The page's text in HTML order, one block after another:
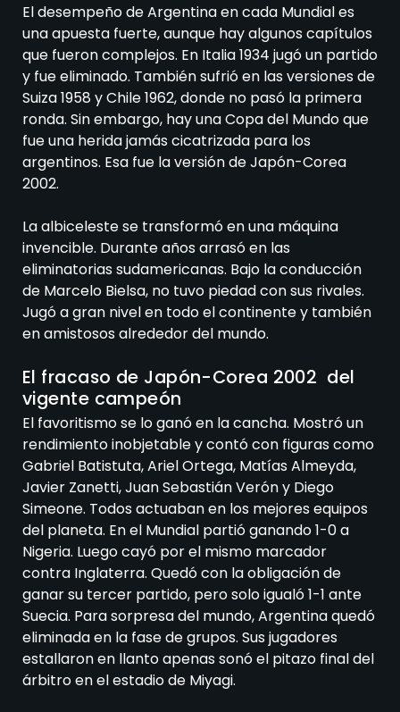
El desempeño de Argentina en cada Mundial es
una apuesta fuerte, aunque hay algunos capítulos
que fueron complejos. En Italia 1934 jugó un partido
y fue eliminado. También sufrió en las versiones de
Suiza 1958 y Chile 1962, donde no pasó la primera
ronda. Sin embargo, hay una Copa del Mundo que
fue una herida jamás cicatrizada para los
argentinos. Esa fue la versión de Japón-Corea
2002.
La albiceleste se transformó en una máquina
invencible. Durante años arrasó en las
eliminatorias sudamericanas. Bajo la conducción
de Marcelo Bielsa, no tuvo piedad con sus rivales.
Jugó a gran nivel en todo el continente y también
en amistosos alrededor del mundo.
El fracaso de Japón-Corea 2002 del
vigente campeón
El favoritismo se lo ganó en la cancha. Mostró un
rendimiento inobjetable y contó con figuras como
Gabriel Batistuta, Ariel Ortega, Matías Almeyda,
Javier Zanetti, Juan Sebastián Verón y Diego
Simeone. Todos actuaban en los mejores equipos
del planeta. En el Mundial partió ganando 1-0 a
Nigeria. Luego cayó por el mismo marcador
contra Inglaterra. Quedó con la obligación de
ganar su tercer partido, pero solo igualó 1-1 ante
Suecia. Para sorpresa del mundo, Argentina quedó
eliminada en la fase de grupos. Sus jugadores
estallaron en llanto apenas sonó el pitazo final del
árbitro en el estadio de Miyagi.